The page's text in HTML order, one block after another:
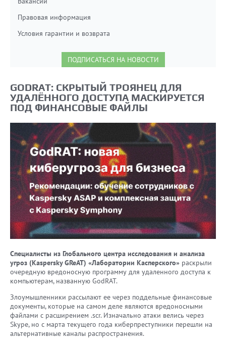
Правовая информация
Условия гарантии и возврата
ПОДПИСАТЬСЯ НА НОВОСТИ
GODRAT: СКРЫТЫЙ ТРОЯНЕЦ ДЛЯ
УДАЛЁННОГО ДОСТУПА МАСКИРУЕТСЯ
ПОД ФИНАНСОВЫЕ ФАЙЛЫ
Специалисты из Глобального центра исследования и анализа
угроз (Kaspersky GReAT) «Лаборатории Касперского» раскрыли
очередную вредоносную программу для удаленного доступа к
компьютерам, названную GodRAT.
Злоумышленники рассылают ее через поддельные финансовые
документы, которые на самом деле являются вредоносными
файлами с расширением .scr. Изначально атаки велись через
Skype, но с марта текущего года киберпреступники перешли на
альтернативные каналы распространения.